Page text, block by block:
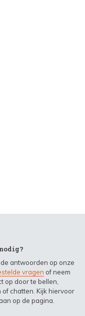
antwoorden op onze
vragen of neem
op door te bellen,
of chatten. Kijk hiervoor
op de pagina.